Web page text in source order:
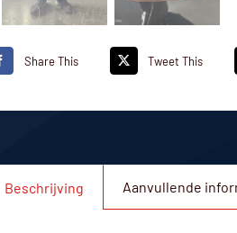
Share This Tweet This
Beschrijving Aanvullende